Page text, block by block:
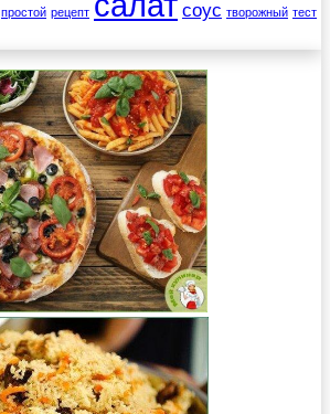
простой рецепт соус творожный тест